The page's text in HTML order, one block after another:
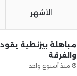
الأشهر
مباهلة بيزنطية
والفرقة
منذ أسبوع واحد